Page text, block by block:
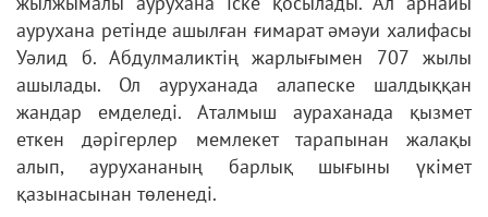
аурухана ретінде ашылған ғимарат әмәуи халифасы
Уәлид б. Абдулмаликтің жарлығымен 707 жылы
ашылады. Ол ауруханада алапеске шалдыққан
жандар емделеді. Аталмыш аураханада қызмет
еткен дәрігерлер мемлекет тарапынан жалақы
алып, аурухананың барлық шығыны үкімет
қазынасынан төленеді.